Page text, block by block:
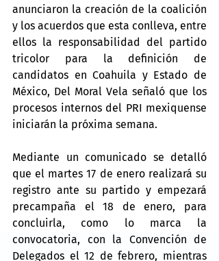
anunciaron la creación de la coalición
y los acuerdos que esta conlleva, entre
ellos la responsabilidad del partido
tricolor para la definición de
candidatos en Coahuila y Estado de
México, Del Moral Vela señaló que los
procesos internos del PRI mexiquense
iniciarán la próxima semana.
Mediante un comunicado se detalló
que el martes 17 de enero realizará su
registro ante su partido y empezará
precampaña el 18 de enero, para
concluirla, como lo marca la
convocatoria, con la Convención de
Delegados el 12 de febrero, mientras